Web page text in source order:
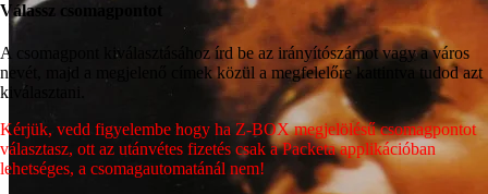
Válassz csomagpontot
A csomagpont kiválasztásához írd be az irányítószámot vagy a város
nevét, majd a megjelenő címek közül a megfelelőre kattintva tudod azt
kiválasztani.
Kérjük, vedd figyelembe hogy ha Z-BOX megjelölésű csomagpontot
választasz, ott az utánvétes fizetés csak a Packeta applikációban
lehetséges, a csomagautomatánál nem!